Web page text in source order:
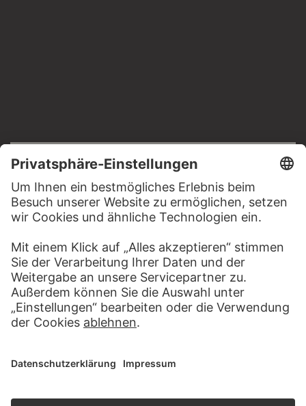
Impressum
Datenschutz
Copyright © 2026 Städel Museum
All rights reserved.
DIGITALE SAMMLUNG
Startseite
Werke
Künstler
Alben
SOCIAL MEDIA